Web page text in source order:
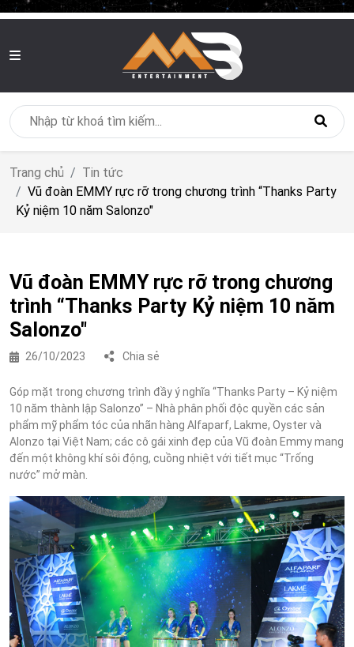
MB Entertainment
Trang chủ
Tin tức
Vũ đoàn EMMY rực rỡ trong chương trình “Thanks Party
Kỷ niệm 10 năm Salonzo"
Vũ đoàn EMMY rực rỡ trong chương
trình “Thanks Party Kỷ niệm 10 năm
Salonzo"
26/10/2023 Chia sẻ
Góp mặt trong chương trình đầy ý nghĩa “Thanks Party – Kỷ niệm
10 năm thành lập Salonzo” – Nhà phân phối độc quyền các sản
phẩm mỹ phẩm tóc của nhãn hàng Alfaparf, Lakme, Oyster và
Alonzo tại Việt Nam; các cô gái xinh đẹp của Vũ đoàn Emmy mang
đến một không khí sôi động, cuồng nhiệt với tiết mục “Trống
nước” mở màn.